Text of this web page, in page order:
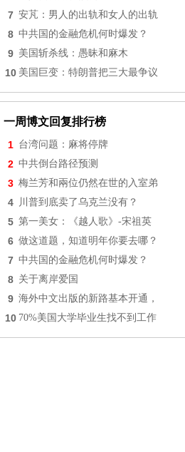
7 安芃：男人的出轨和女人的出轨
8 中共国的金融危机何时爆发？
9 美国斩杀线：愚昧和麻木
10 美国巨变：特朗普把三大最争议
一周博文回复排行榜
1 台湾问题：麻将停牌
2 中共倒台路径预测
3 梅兰芳和兩位仍然在世的入室弟
4 川普到底卖了乌克兰没有？
5 第一美女：《越人歌》-宋祖英
6 做这道题，知道明年你要去哪？
7 中共国的金融危机何时爆发？
8 关于离岸爱国
9 海外中文出版的新路基本开通，
10 70%美国大学毕业生找不到工作